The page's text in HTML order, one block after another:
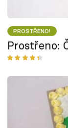
PROSTŘENO!
Prostřeno: